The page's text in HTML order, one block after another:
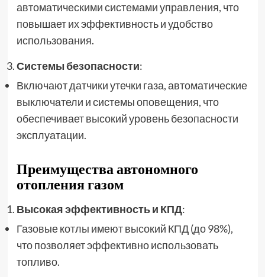
автоматическими системами управления, что
повышает их эффективность и удобство
использования.
Системы безопасности:
Включают датчики утечки газа, автоматические
выключатели и системы оповещения, что
обеспечивает высокий уровень безопасности
эксплуатации.
Преимущества автономного
отопления газом
Высокая эффективность и КПД:
Газовые котлы имеют высокий КПД (до 98%),
что позволяет эффективно использовать
топливо.